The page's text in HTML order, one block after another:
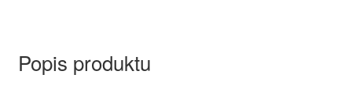
Popis produktu